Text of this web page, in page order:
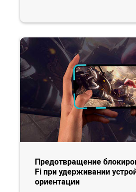
Предотвращение
Fi при удерживании
ориентации